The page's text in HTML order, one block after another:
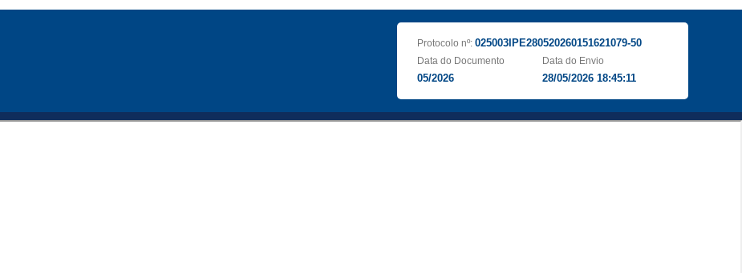
Protocolo nº: 025003IPE280520260151621079-50
Data do Documento
05/2026
Data do Envio
28/05/2026 18:45:11